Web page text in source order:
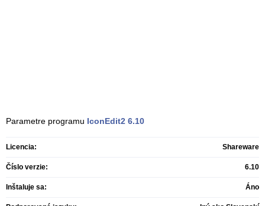
Parametre programu IconEdit2 6.10
Licencia: Shareware
Číslo verzie: 6.10
Inštaluje sa: Áno